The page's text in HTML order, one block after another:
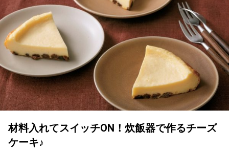
材料入れてスイッチON！炊飯器で作るチーズ
ケーキ♪